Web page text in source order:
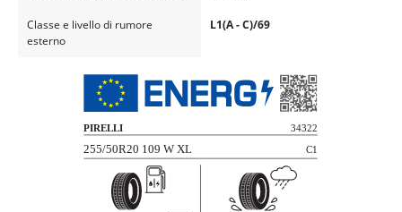
Classe e livello di rumore
esterno
L1(A - C)/69